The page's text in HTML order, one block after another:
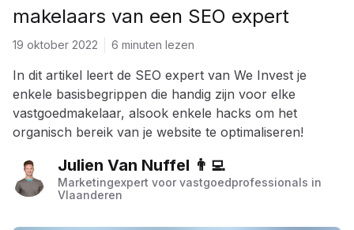
makelaars van een SEO expert
19 oktober 2022 6 minuten lezen
In dit artikel leert de SEO expert van We Invest je
enkele basisbegrippen die handig zijn voor elke
vastgoedmakelaar, alsook enkele hacks om het
organisch bereik van je website te optimaliseren!
Julien Van Nuffel 👨‍💻
Marketingexpert voor vastgoedprofessionals in
Vlaanderen